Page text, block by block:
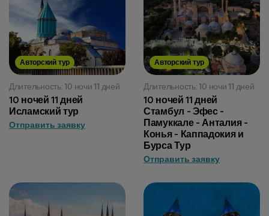
Авторский тур
Длительность: 10 ночи 11 дней
10 ночей 11 дней
Исламский тур
Отправить заявку
Авторский тур
Длительность: 10 ночи 11 дней
10 ночей 11 дней
Стамбул - Эфес -
Памуккале - Анталия -
Конья - Каппадокия и
Бурса Тур
Отправить заявку